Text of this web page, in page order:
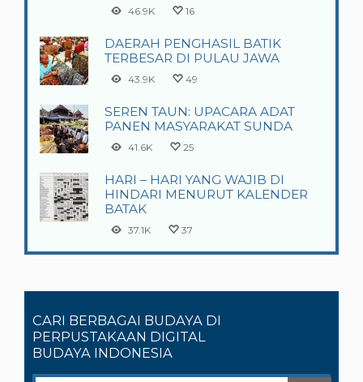
46.9K 16
DAERAH PENGHASIL BATIK
TERBESAR DI PULAU JAWA
43.9K 49
SEREN TAUN: UPACARA ADAT
PANEN MASYARAKAT SUNDA
41.6K 25
HARI – HARI YANG WAJIB DI
HINDARI MENURUT KALENDER
BATAK
37.1K 37
CARI BERBAGAI BUDAYA DI
PERPUSTAKAAN DIGITAL
BUDAYA INDONESIA